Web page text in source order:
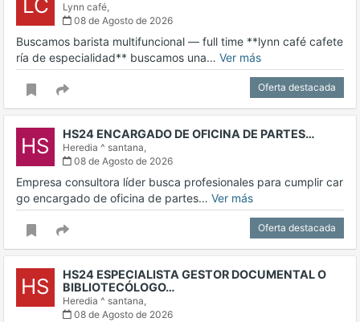
LC
Lynn café,
08 de Agosto de 2026
Buscamos barista multifuncional — full time **lynn café cafete
ría de especialidad** buscamos una… Ver más
Oferta destacada
HS HS24 ENCARGADO DE OFICINA DE PARTES…
Heredia ^ santana,
08 de Agosto de 2026
Empresa consultora líder busca profesionales para cumplir car
go encargado de oficina de partes… Ver más
Oferta destacada
HS
HS24 ESPECIALISTA GESTOR DOCUMENTAL O
BIBLIOTECÓLOGO…
Heredia ^ santana,
08 de Agosto de 2026